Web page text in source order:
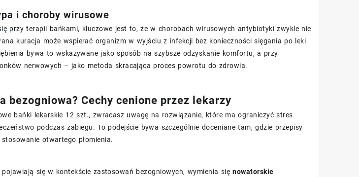
i choroby wirusowe
przy terapii bańkami, kluczowe jest to, że w chorobach wirusowych antybiotyki zwykle nie
kuracja może wspierać organizm w wyjściu z infekcji bez konieczności sięgania po leki
bywa to wskazywane jako sposób na szybsze odzyskanie komfortu, a przy
nerwowych – jako metoda skracająca proces powrotu do zdrowia.
bezogniowa? Cechy cenione przez lekarzy
bańki lekarskie 12 szt., zwracasz uwagę na rozwiązanie, które ma ograniczyć stres
podczas zabiegu. To podejście bywa szczególnie doceniane tam, gdzie przepisy
otwartego płomienia.
się w kontekście zastosowań bezogniowych, wymienia sięnowatorskie